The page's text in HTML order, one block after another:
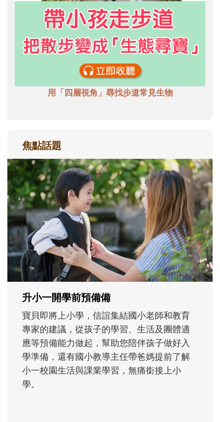
用「四層視角」尋找步道常見生物
焦點話題
和孩子一起長大的那個男人│讀懂父親的
不同模樣
沒有人天生就擅長當爸爸！男人總是在一次
次「前所未有」的體驗中，跟著孩子一起長
大。從給予安全感的肢體遊戲，到獨立自
主、角色認同及解決問題的能力養成。爸爸
正嘗試用不同的模樣，參與孩子每個重要的